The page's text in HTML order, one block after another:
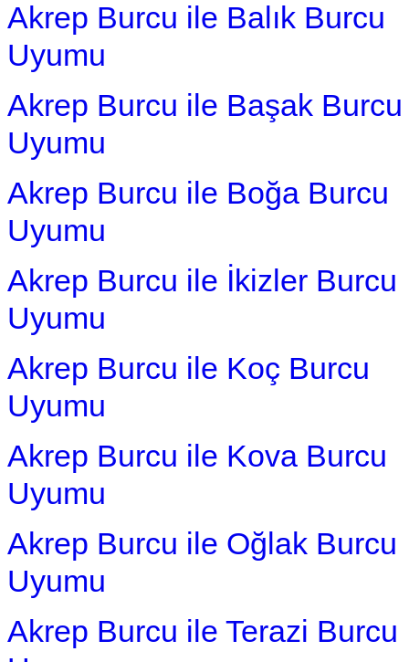
Akrep Burcu ile Balık Burcu
Uyumu
Akrep Burcu ile Başak Burcu
Uyumu
Akrep Burcu ile Boğa Burcu
Uyumu
Akrep Burcu ile İkizler Burcu
Uyumu
Akrep Burcu ile Koç Burcu
Uyumu
Akrep Burcu ile Kova Burcu
Uyumu
Akrep Burcu ile Oğlak Burcu
Uyumu
Akrep Burcu ile Terazi Burcu